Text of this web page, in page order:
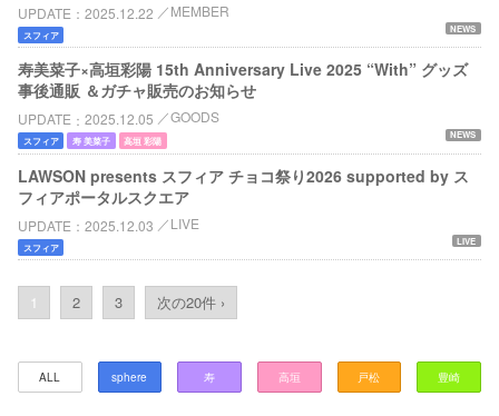
UPDATE 2025.12.22 MEMBER
NEWS
スフィア
寿美菜子×高垣彩陽 15th Anniversary Live 2025 “With” グッズ
事後通販 ＆ガチャ販売のお知らせ
UPDATE 2025.12.05 GOODS
NEWS
スフィア 寿 美菜子 高垣 彩陽
LAWSON presents スフィア チョコ祭り2026 supported by ス
フィアポータルスクエア
UPDATE 2025.12.03 LIVE
LIVE
スフィア
1 2 3 次の20件 ›
ALL sphere 寿 高垣 戸松 豊崎